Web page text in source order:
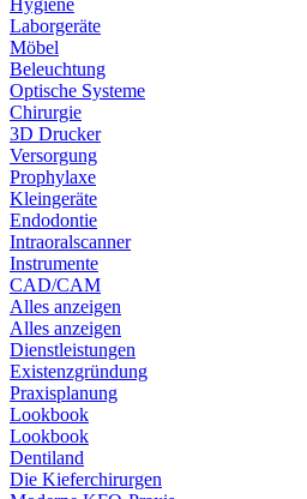
Hygiene
Laborgeräte
Möbel
Beleuchtung
Optische Systeme
Chirurgie
3D Drucker
Versorgung
Prophylaxe
Kleingeräte
Endodontie
Intraoralscanner
Instrumente
CAD/CAM
Alles anzeigen
Alles anzeigen
Dienstleistungen
Existenzgründung
Praxisplanung
Lookbook
Lookbook
Dentiland
Die Kieferchirurgen